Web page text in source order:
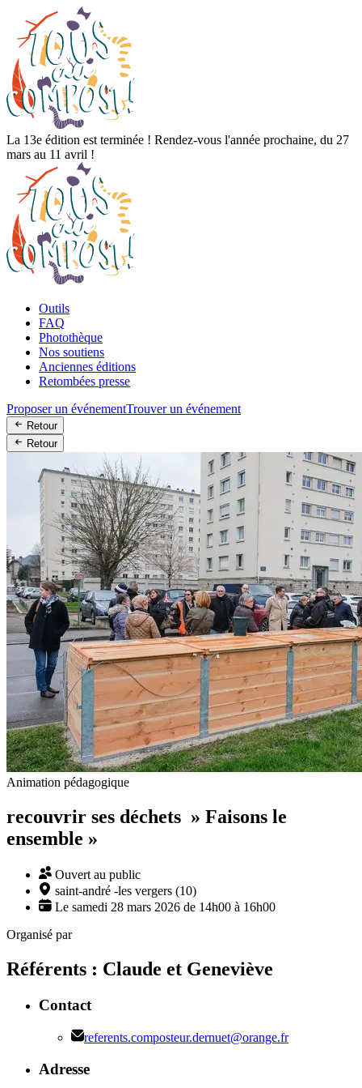
La 13e édition est terminée ! Rendez-vous l'année prochaine, du 27
mars au 11 avril !
Outils
FAQ
Photothèque
Nos soutiens
Anciennes éditions
Retombées presse
Proposer un événementTrouver un événement
Retour
Retour
Animation pédagogique
recouvrir ses déchets » Faisons le
ensemble »
Ouvert au public
saint-andré -les vergers (10)
Le samedi 28 mars 2026 de 14h00 à 16h00
Organisé par
Référents : Claude et Geneviève
Contact
referents.composteur.dernuet@orange.fr
Adresse